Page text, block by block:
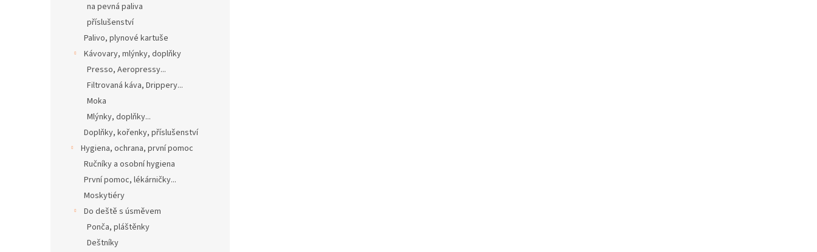
na pevná paliva
příslušenství
Palivo, plynové kartuše
Kávovary, mlýnky, doplňky
Presso, Aeropressy...
Filtrovaná káva, Drippery...
Moka
Mlýnky, doplňky...
Doplňky, kořenky, příslušenství
Hygiena, ochrana, první pomoc
Ručníky a osobní hygiena
První pomoc, lékárničky...
Moskytiéry
Do deště s úsměvem
Ponča, pláštěnky
Deštníky